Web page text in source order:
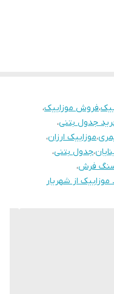
،فروش موزاییک،
جدول بتنی،
،موزاییک ارزان،
،جدول بتنی،
فرش،
موزاییک از شهریار